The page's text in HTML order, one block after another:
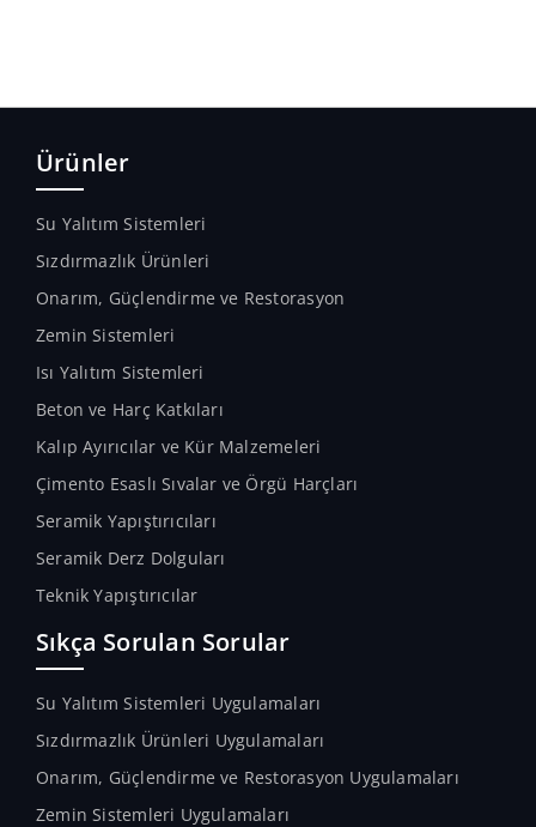
Ürünler
Su Yalıtım Sistemleri
Sızdırmazlık Ürünleri
Onarım, Güçlendirme ve Restorasyon
Zemin Sistemleri
Isı Yalıtım Sistemleri
Beton ve Harç Katkıları
Kalıp Ayırıcılar ve Kür Malzemeleri
Çimento Esaslı Sıvalar ve Örgü Harçları
Seramik Yapıştırıcıları
Seramik Derz Dolguları
Teknik Yapıştırıcılar
Sıkça Sorulan Sorular
Su Yalıtım Sistemleri Uygulamaları
Sızdırmazlık Ürünleri Uygulamaları
Onarım, Güçlendirme ve Restorasyon Uygulamaları
Zemin Sistemleri Uygulamaları